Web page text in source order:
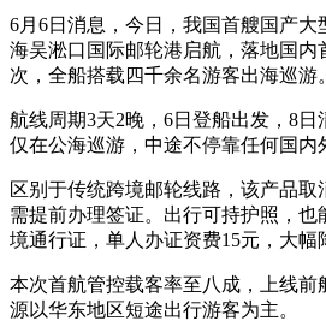
6月6日消息，今日，我国首艘国产大
海吴淞口国际邮轮港启航，落地国内
次，全船搭载四千余名游客出海巡游。
航线周期3天2晚，6日登船出发，8
仅在公海巡游，中途不停靠任何国内
区别于传统跨境邮轮线路，该产品
需提前办理签证。出行可持护照，也
境通行证，单人办证资费15元，大幅
本次首航管控载客率至八成，上线前
源以华东地区短途出行游客为主。